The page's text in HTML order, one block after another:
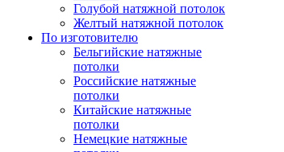
Голубой натяжной потолок
Желтый натяжной потолок
По изготовителю
Бельгийские натяжные
потолки
Российские натяжные
потолки
Китайские натяжные
потолки
Немецкие натяжные